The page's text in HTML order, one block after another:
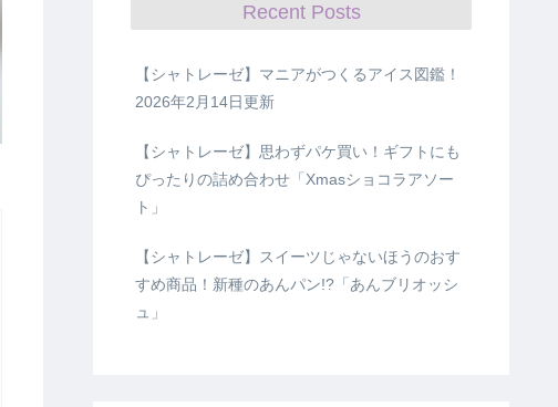
Recent Posts
【シャトレーゼ】マニアがつくるアイス図鑑！
2026年2月14日更新
【シャトレーゼ】思わずパケ買い！ギフトにも
ぴったりの詰め合わせ「Xmasショコラアソー
ト」
【シャトレーゼ】スイーツじゃないほうのおす
すめ商品！新種のあんパン!?「あんブリオッシ
ュ」